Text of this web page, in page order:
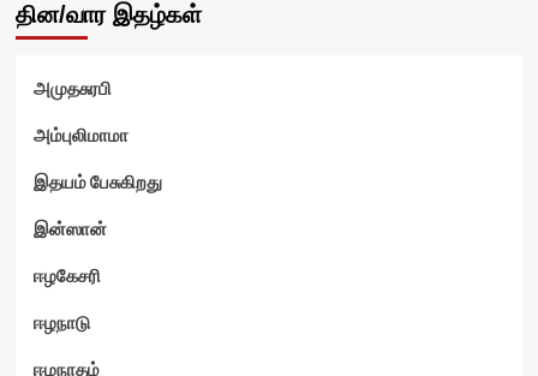
தின/வார இதழ்கள்
அமுதசுரபி
அம்புலிமாமா
இதயம் பேசுகிறது
இன்ஸான்
ஈழகேசரி
ஈழநாடு
ஈழநாதம்